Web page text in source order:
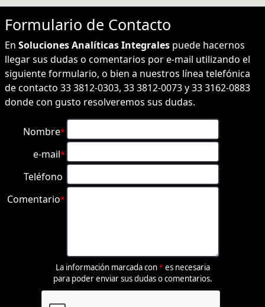
Formulario de Contacto
En Soluciones Analíticas Integrales puede hacernos
llegar sus dudas o comentarios por e-mail utilizando el
siguiente formulario, o bien a nuestros línea telefónica
de contacto 33 3812-0303, 33 3812-0073 y 33 3162-0883
donde con gusto resolveremos sus dudas.
Nombre*
e-mail*
Teléfono
Comentario*
La información marcada con* es necesaria
para poder enviar sus dudas o comentarios.